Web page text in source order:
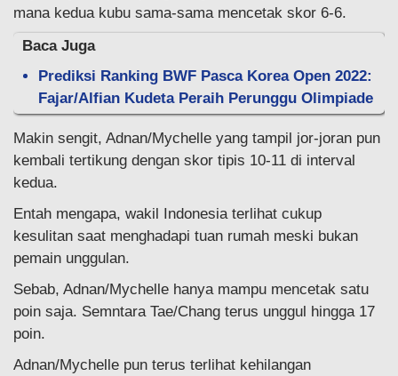
mana kedua kubu sama-sama mencetak skor 6-6.
Baca Juga
Prediksi Ranking BWF Pasca Korea Open 2022:
Fajar/Alfian Kudeta Peraih Perunggu Olimpiade
Makin sengit, Adnan/Mychelle yang tampil jor-joran pun
kembali tertikung dengan skor tipis 10-11 di interval
kedua.
Entah mengapa, wakil Indonesia terlihat cukup
kesulitan saat menghadapi tuan rumah meski bukan
pemain unggulan.
Sebab, Adnan/Mychelle hanya mampu mencetak satu
poin saja. Semntara Tae/Chang terus unggul hingga 17
poin.
Adnan/Mychelle pun terus terlihat kehilangan